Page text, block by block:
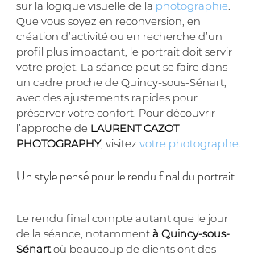
sur la logique visuelle de la photographie
Que vous soyez en reconversion, en
création d’activité ou en recherche d’un
profil plus impactant, le portrait doit servir
votre projet. La séance peut se faire dans
un cadre proche de Quincy-sous-Sénart,
avec des ajustements rapides pour
préserver votre confort. Pour découvrir
l’approche de LAURENT CAZOT
PHOTOGRAPHY, visitez votre photographe
Un style pensé pour le rendu final du portrait
Le rendu final compte autant que le jour
de la séance, notamment à Quincy-sous-
Sénart où beaucoup de clients ont des